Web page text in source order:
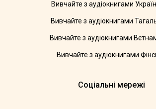
Вивчайте з аудіокнигами
Вивчайте з аудіокнигами
Вивчайте з аудіокнигами
Вивчайте з аудіокнигами
Соціальні мережі